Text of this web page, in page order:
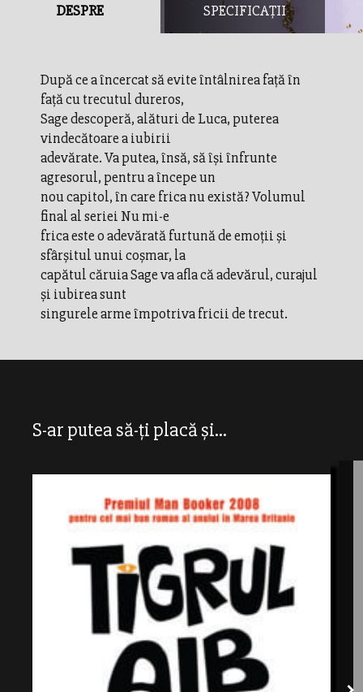
DESPRE SPECIFICAȚII
După ce a încercat să evite întâlnirea față în
față cu trecutul dureros,
Sage descoperă, alături de Luca, puterea
vindecătoare a iubirii
adevărate. Va putea, însă, să își înfrunte
agresorul, pentru a începe un
nou capitol, în care frica nu există? Volumul
final al seriei Nu mi-e
frica este o adevărată furtună de emoții și
sfârșitul unui coșmar, la
capătul căruia Sage va afla că adevărul, curajul
și iubirea sunt
singurele arme împotriva fricii de trecut.
S-ar putea să-ți placă și...